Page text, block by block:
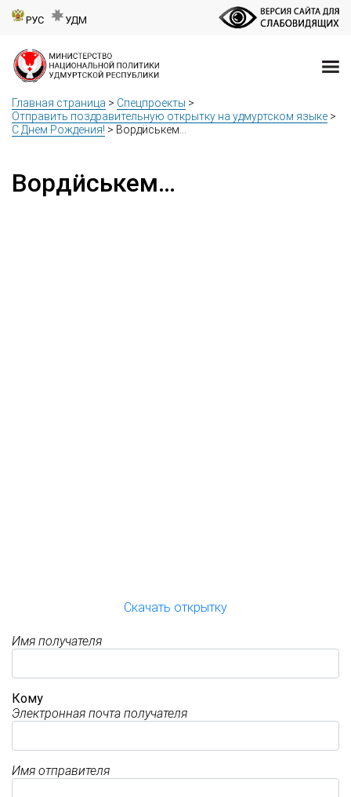
РУС УДМ
Главная страница > Спецпроекты >
Отправить поздравительную открытку на удмуртском языке >
С Днем Рождения! > Вордӥськем…
Вордӥськем…
Скачать открытку
Имя получателя
Кому
Электронная почта получателя
Имя отправителя